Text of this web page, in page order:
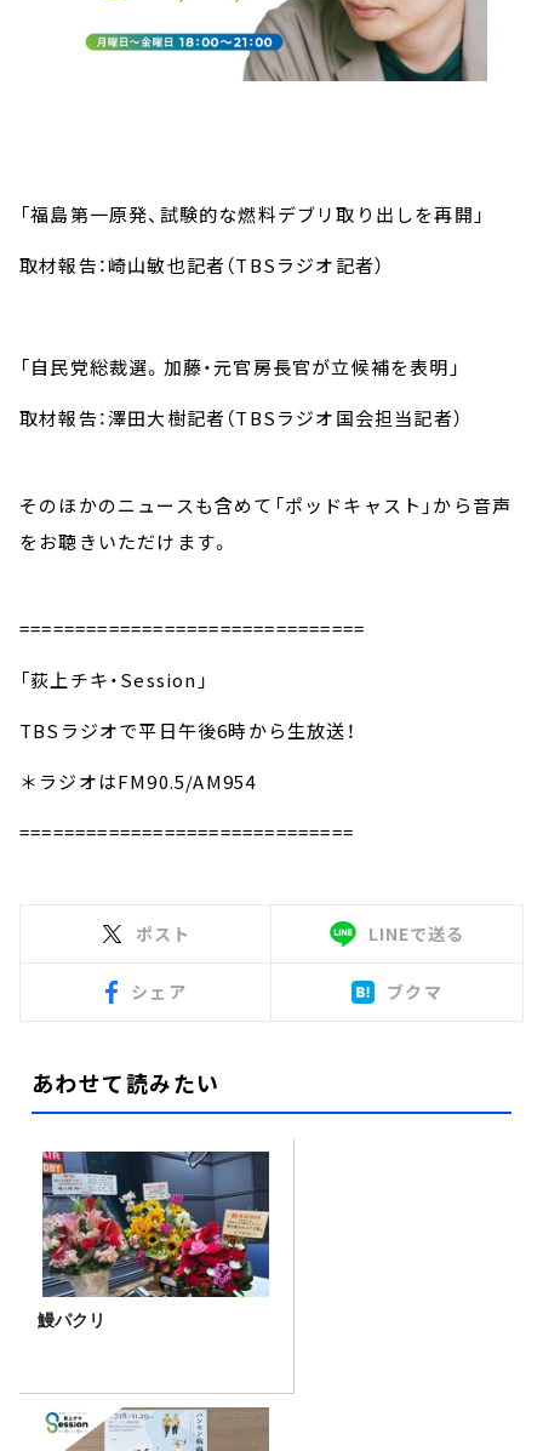
「福島第一原発、試験的な燃料デブリ取り出しを再開」
取材報告：崎山敏也記者（TBSラジオ記者）
「自民党総裁選。加藤・元官房長官が立候補を表明」
取材報告：澤田大樹記者（TBSラジオ国会担当記者）
そのほかのニュースも含めて「ポッドキャスト」から音声
をお聴きいただけます。
===============================
「荻上チキ・Session」
TBSラジオで平日午後6時から生放送！
＊ラジオはFM90.5/AM954
==============================
ポスト LINEで送る
シェア ブクマ
あわせて読みたい
鰻パクリ